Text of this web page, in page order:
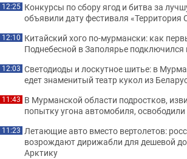
12:25 Конкурсы по сбору ягод и битва за
объявили дату фестиваля «Территория
12:10 Китайский хого по-мурмански: как
Поднебесной в Заполярье подключился
12:03 Светодиоды и лоскутное шитье: в
едет знаменитый театр кукол из
11:43 В Мурманской области подростков,
попытку угона автомобиля,
11:23 Летающие авто вместо вертолетов:
возрождают дирижабли для дешевой
Арктику